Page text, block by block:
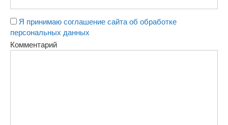
Я принимаю соглашение сайта об обработке
персональных данных
Комментарий